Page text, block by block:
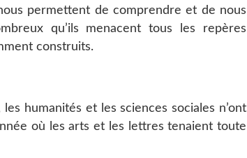
permettent de comprendre et de nous
qu’ils menacent tous les repères
construits.
humanités et les sciences sociales n’ont
où les arts et les lettres tenaient toute